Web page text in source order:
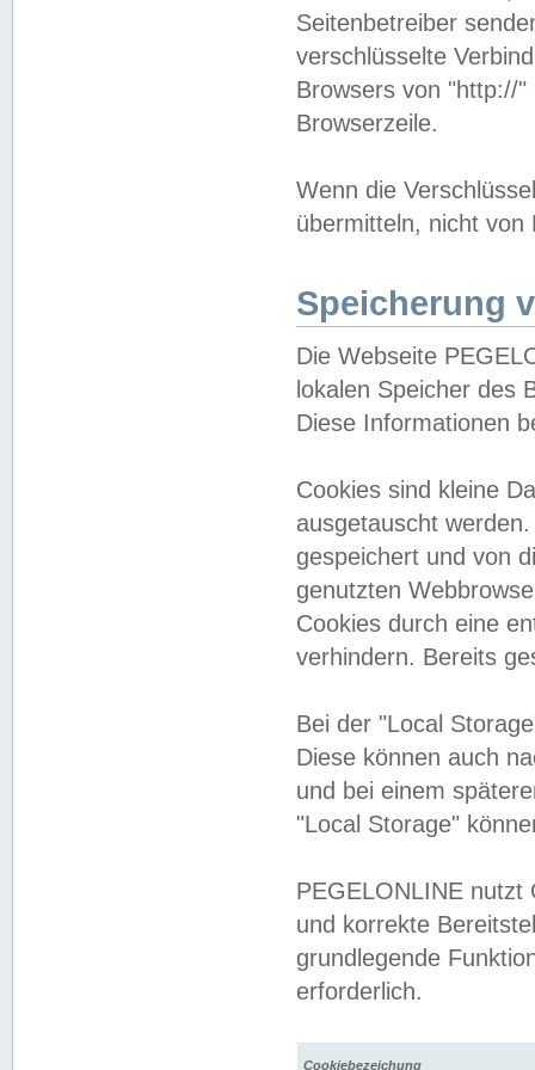
Seitenbetreiber
verschlüsselte
Browsers von "http://
Browserzeile.
Wenn die
übermitteln, nicht von
Speicherung
Die Webseite
lokalen Speicher des
Diese Informationen
Cookies sind kleine
ausgetauscht
gespeichert und von
genutzten
Cookies durch eine
verhindern. Bereits
Bei der "Local
Diese können auch
und bei einem
"Local Storage"
PEGELONLINE nutzt
und korrekte
grundlegende
erforderlich.
Cookiebezeichung